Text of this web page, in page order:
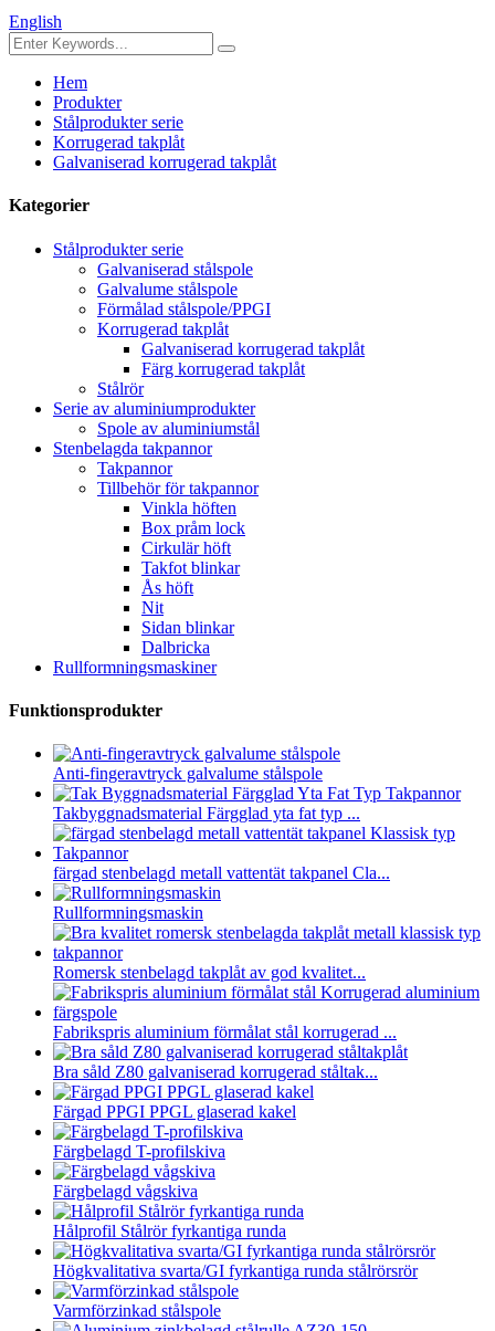
English
Hem
Produkter
Stålprodukter serie
Korrugerad takplåt
Galvaniserad korrugerad takplåt
Kategorier
Stålprodukter serie
Galvaniserad stålspole
Galvalume stålspole
Förmålad stålspole/PPGI
Korrugerad takplåt
Galvaniserad korrugerad takplåt
Färg korrugerad takplåt
Stålrör
Serie av aluminiumprodukter
Spole av aluminiumstål
Stenbelagda takpannor
Takpannor
Tillbehör för takpannor
Vinkla höften
Box pråm lock
Cirkulär höft
Takfot blinkar
Ås höft
Nit
Sidan blinkar
Dalbricka
Rullformningsmaskiner
Funktionsprodukter
Anti-fingeravtryck galvalume stålspole
Takbyggnadsmaterial Färgglad yta fat typ ...
färgad stenbelagd metall vattentät takpanel Cla...
Rullformningsmaskin
Romersk stenbelagd takplåt av god kvalitet...
Fabrikspris aluminium förmålat stål korrugerad ...
Bra såld Z80 galvaniserad korrugerad ståltak...
Färgad PPGI PPGL glaserad kakel
Färgbelagd T-profilskiva
Färgbelagd vågskiva
Hålprofil Stålrör fyrkantiga runda
Högkvalitativa svarta/GI fyrkantiga runda stålrörsrör
Varmförzinkad stålspole